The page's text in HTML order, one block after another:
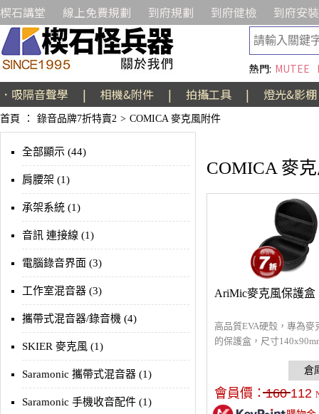
楔石講堂 線上免費規劃 到府規劃 到府健檢 到府安裝
熱門: MUTEE
．吸隔音聲學 | 相機&附件 | 拍攝工具 | 燈光&影棚
首頁 ： 錄音品牌7折特賣2 > COMICA 麥克風附件
全部顯示 (44)
肩腰架 (1)
承架系統 (1)
音訊 連接線 (1)
電腦錄音界面 (3)
工作室混音器 (3)
攜帶式混音器/錄音機 (4)
SKIER 麥克風 (1)
Saramonic 攜帶式混音器 (1)
Saramonic 手機收音配件 (1)
COMICA 麥
AriMic麥克風保護盒
高品質EVA硬殼，專為麥
的保護盒，尺寸
ECMXYST1M、Rode
VideoMicro Me，也適用
各類配件。
會員價：160 112